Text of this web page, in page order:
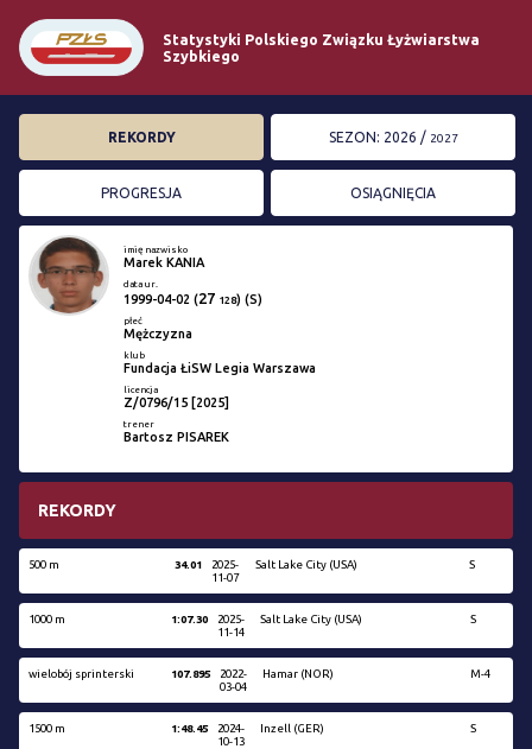
Statystyki Polskiego Związku Łyżwiarstwa
Szybkiego
REKORDY SEZON: 2026 / 2027
PROGRESJA OSIĄGNIĘCIA
imię nazwisko
Marek KANIA
data ur.
1999-04-02 (27 128) (S)
płeć
Mężczyzna
klub
Fundacja ŁiSW Legia Warszawa
licencja
Z/0796/15 [2025]
trener
Bartosz PISAREK
REKORDY
500 m 34.01
2025-
11-07
Salt Lake City (USA) S
1000 m 1:07.30
2025-
11-14
Salt Lake City (USA) S
wielobój sprinterski 107.895
2022-
03-04
Hamar (NOR) M-4
1500 m 1:48.45
2024-
10-13
Inzell (GER) S